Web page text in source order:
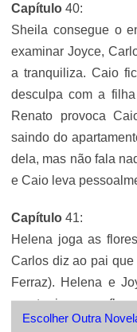
Capítulo 40:
Sheila consegue o
examinar Joyce,
a tranquiliza. Caio
desculpa com a
Renato provoca
saindo do
dela, mas não fala
e Caio leva
Capítulo 41:
Helena joga as
Carlos diz ao pai
Ferraz). Helena e
garota joga as
(Sérgio Viotti) e
Escolher Outra